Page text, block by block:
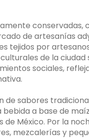
conservadas,
de artesanías
tejidos por
de la
sociales,
sabores
a base de
México. Por la
mezcalerías y